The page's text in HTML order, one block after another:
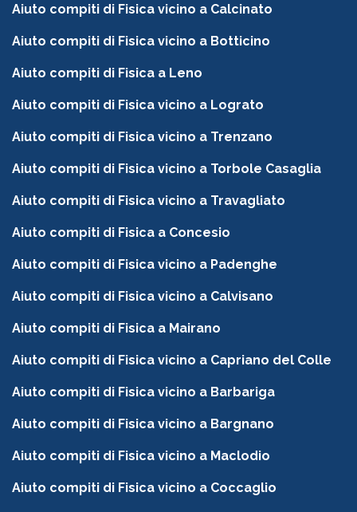
Aiuto compiti di Fisica vicino a Calcinato
Aiuto compiti di Fisica vicino a Botticino
Aiuto compiti di Fisica a Leno
Aiuto compiti di Fisica vicino a Lograto
Aiuto compiti di Fisica vicino a Trenzano
Aiuto compiti di Fisica vicino a Torbole Casaglia
Aiuto compiti di Fisica vicino a Travagliato
Aiuto compiti di Fisica a Concesio
Aiuto compiti di Fisica vicino a Padenghe
Aiuto compiti di Fisica vicino a Calvisano
Aiuto compiti di Fisica a Mairano
Aiuto compiti di Fisica vicino a Capriano del Colle
Aiuto compiti di Fisica vicino a Barbariga
Aiuto compiti di Fisica vicino a Bargnano
Aiuto compiti di Fisica vicino a Maclodio
Aiuto compiti di Fisica vicino a Coccaglio